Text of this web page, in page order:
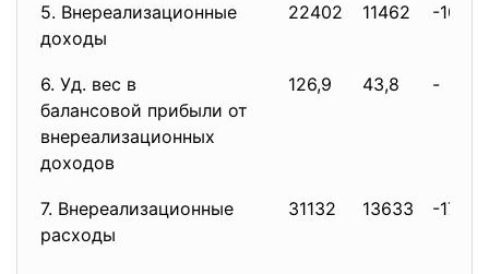
5. Внереализационные
доходы
22402 11462 -
6. Уд. вес в
балансовой прибыли от
внереализационных
доходов
126,9 43,8 -
7. Внереализационные
расходы
31132 13633 -17499